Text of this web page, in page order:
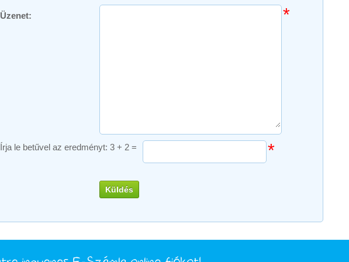
Üzenet: *
Írja le betűvel az eredményt: 3 + 2 = *
Küldés